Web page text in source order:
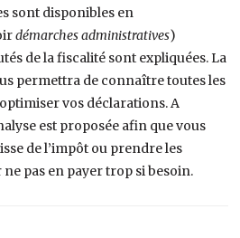
sont disponibles en
démarches administratives)
de la fiscalité sont expliquées. La
permettra de connaître toutes les
vos déclarations. A
est proposée afin que vous
de l’impôt ou prendre les
pas en payer trop si besoin.